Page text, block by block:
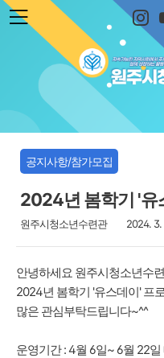
본문 바로가기
원주시
공지사항/참가모집
2024년 봄학기 '유
원주시청소년수련관 2024. 3.
안녕하세요 원주시청소년수
2024년 봄학기 '유스데이' 프
많은 관심부탁드립니다~^^
운영기간 : 4월 6일~ 6월 22